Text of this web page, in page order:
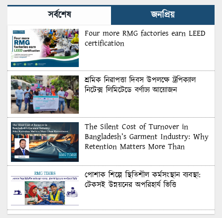
সর্বশেষ জনপ্রিয়
Four more RMG factories earn LEED
certification
শ্রমিক নিরাপত্তা দিবস উপলক্ষে ট্রপিক্যাল
নিটেক্স লিমিটেডে বর্ণাঢ্য আয়োজন
The Silent Cost of Turnover in
Bangladesh’s Garment Industry: Why
Retention Matters More Than
পোশাক শিল্পে স্থিতিশীল কর্মসংস্থান ব্যবস্থা:
টেকসই উন্নয়নের অপরিহার্য ভিত্তি